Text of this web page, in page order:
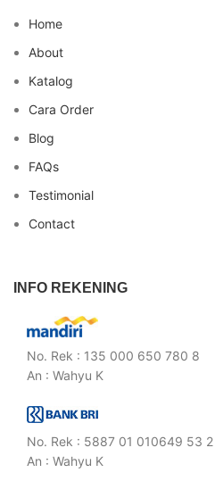
Home
About
Katalog
Cara Order
Blog
FAQs
Testimonial
Contact
INFO REKENING
No. Rek : 135 000 650 780 8
An : Wahyu K
No. Rek : 5887 01 010649 53 2
An : Wahyu K